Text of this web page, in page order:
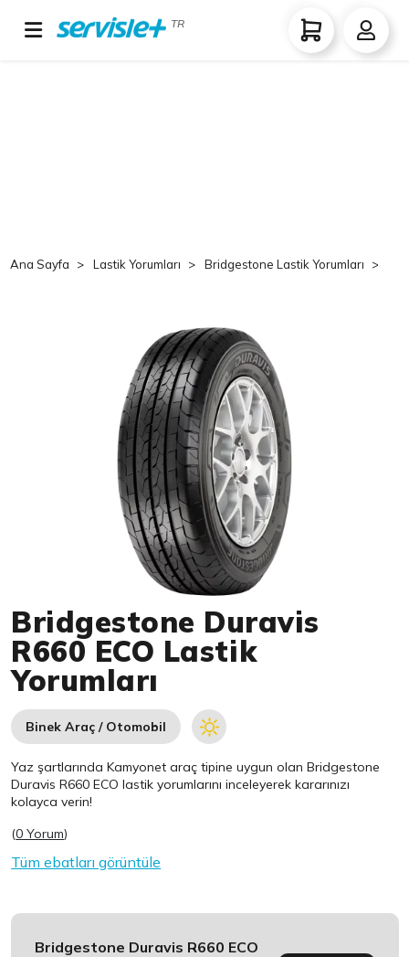
TR
Ana Sayfa Lastik Yorumları Bridgestone Lastik Yorumları
Bridgestone Duravis
R660 ECO Lastik
Yorumları
Binek Araç / Otomobil
Yaz şartlarında Kamyonet araç tipine uygun olanBridgestone
Duravis R660 ECO lastik yorumlarını inceleyerek kararınızı
kolayca verin!
(0 Yorum)
Tüm ebatları görüntüle
Bridgestone Duravis R660 ECO